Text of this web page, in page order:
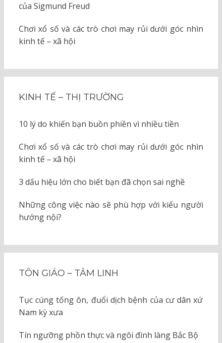
của Sigmund Freud
Chơi xổ số và các trò chơi may rủi dưới góc nhìn
kinh tế – xã hội
KINH TẾ – THỊ TRƯỜNG
10 lý do khiến bạn buồn phiền vì nhiều tiền
Chơi xổ số và các trò chơi may rủi dưới góc nhìn
kinh tế – xã hội
3 dấu hiệu lớn cho biết bạn đã chọn sai nghề
Những công việc nào sẽ phù hợp với kiểu người
hướng nội?
TÔN GIÁO – TÂM LINH
Tục cúng tống ôn, đuổi dịch bệnh của cư dân xứ
Nam kỳ xưa
Tín ngưỡng phồn thực và ngôi đình làng Bắc Bộ